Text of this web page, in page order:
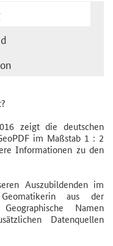
zeigt die deutschen
im Maßstab 1 : 2
Informationen zu den
Auszubildenden im
aus der
Namen
Datenquellen